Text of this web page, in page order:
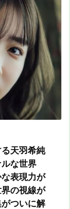
天羽希純
な世界
表現力が
の視線が
ついに解